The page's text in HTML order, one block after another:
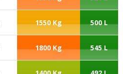
1550 Kg 500 L
1800 Kg 545 L